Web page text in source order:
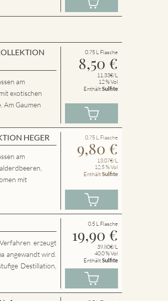
am
exotischen
Am Gaumen
0.75 L Flasche
8,50 €
11.33€/L
12 % Vol
EnthältSulfite
HEGER
am
mit
0.75 L Flasche
9,80 €
13.07€/L
12.5 % Vol
EnthältSulfite
erzeugt
angewandt wird.
Destillation,
0.5 L Flasche
19,90 €
39.80€/L
40.0 % Vol
EnthältSulfite